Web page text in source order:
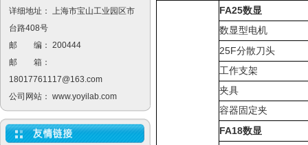
详细地址： 上海市宝山工业园区市
台路408号
邮 编： 200444
邮 箱：
18017761117@163.com
公司网站： www.yoyilab.com
FA25数显
数显型电机
25F分散刀头
工作支架
夹具
容器固定夹
FA18数显